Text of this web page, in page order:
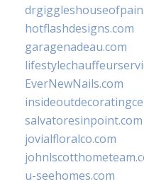
hotflashdesigns.com
garagenadeau.com
EverNewNails.com
salvatoresinpoint.com
jovialfloralco.com
u-seehomes.com